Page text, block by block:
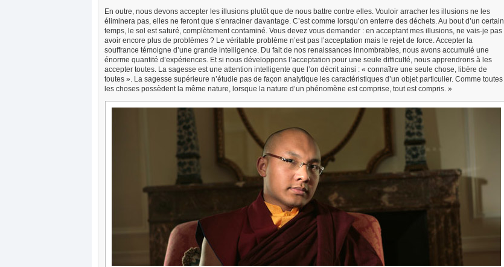
En outre, nous devons accepter les illusions plutôt que de nous battre contre elles. Vouloir arracher les illusions ne les
éliminera pas, elles ne feront que s’enraciner davantage. C’est comme lorsqu’on enterre des déchets. Au bout d’un certain
temps, le sol est saturé, complètement contaminé. Vous devez vous demander : en acceptant mes illusions, ne vais-je pas
avoir encore plus de problèmes ? Le véritable problème n’est pas l’acceptation mais le rejet de force. Accepter la
souffrance témoigne d’une grande intelligence. Du fait de nos renaissances innombrables, nous avons accumulé une
énorme quantité d’expériences. Et si nous développons l’acceptation pour une seule difficulté, nous apprendrons à les
accepter toutes. La sagesse est une attention intelligente que l’on décrit ainsi : « connaître une seule chose, libère de
toutes ». La sagesse supérieure n’étudie pas de façon analytique les caractéristiques d’un objet particulier. Comme toutes
les choses possèdent la même nature, lorsque la nature d’un phénomène est comprise, tout est compris. »